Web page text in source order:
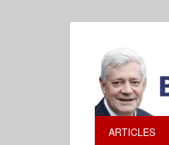
ARTICLES